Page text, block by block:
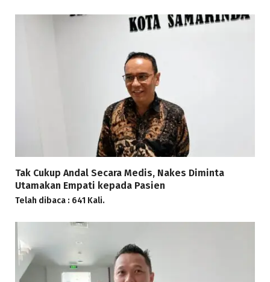
Tak Cukup Andal Secara Medis, Nakes Diminta
Utamakan Empati kepada Pasien
Telah dibaca : 641 Kali.